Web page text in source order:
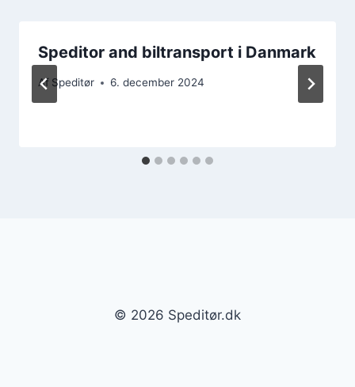
Speditor and biltransport i Danmark
Af Speditør 6. december 2024
© 2026 Speditør.dk